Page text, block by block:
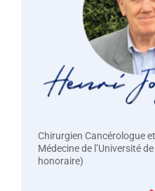
Chirurgien Cancérologue
Médecine de l’Université
honoraire)